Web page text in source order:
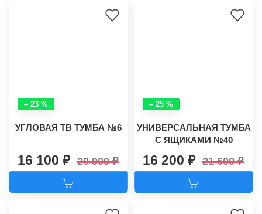
– 23 %
УГЛОВАЯ ТВ ТУМБА №6
16 100 20 900
– 25 %
УНИВЕРСАЛЬНАЯ ТУМБА
С ЯЩИКАМИ №40
16 200 21 600